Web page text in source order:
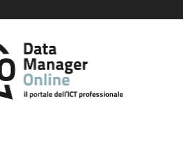
Data
Manager
Online